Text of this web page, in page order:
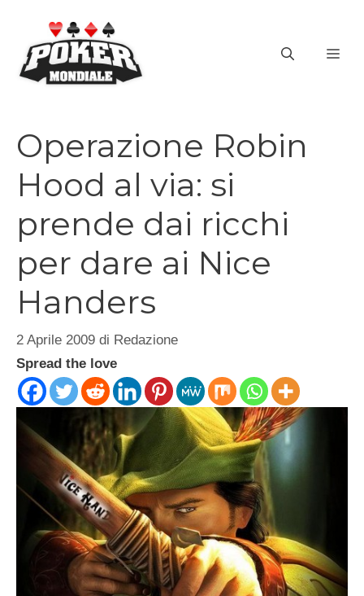
contenuto
Operazione Robin
Hood al via: si
prende dai ricchi
per dare ai Nice
Handers
2 Aprile 2009 di Redazione
Spread the love